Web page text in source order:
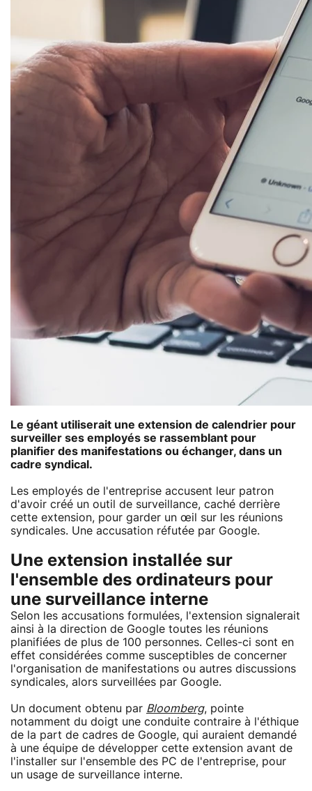
Le géant utiliserait une extension de calendrier pour
surveiller ses employés se rassemblant pour
planifier des manifestations ou échanger, dans un
cadre syndical.
Les employés de l'entreprise accusent leur patron
d'avoir créé un outil de surveillance, caché derrière
cette extension, pour garder un œil sur les réunions
syndicales. Une accusation réfutée par Google.
Une extension installée sur
l'ensemble des ordinateurs pour
une surveillance interne
Selon les accusations formulées, l'extension signalerait
ainsi à la direction de Google toutes les réunions
planifiées de plus de 100 personnes. Celles-ci sont en
effet considérées comme susceptibles de concerner
l'organisation de manifestations ou autres discussions
syndicales, alors surveillées par Google.
Un document obtenu par Bloomberg, pointe
notamment du doigt une conduite contraire à l'éthique
de la part de cadres de Google, qui auraient demandé
à une équipe de développer cette extension avant de
l'installer sur l'ensemble des PC de l'entreprise, pour
un usage de surveillance interne.